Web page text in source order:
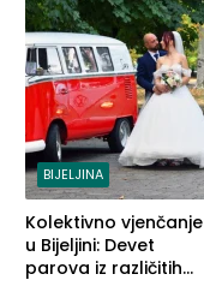
BIJELJINA
Kolektivno vjenčanje
u Bijeljini: Devet
parova iz različitih